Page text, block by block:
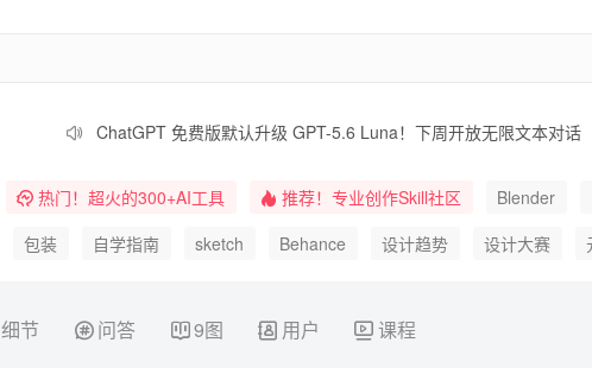
ChatGPT 免费版默认升级 GPT-5.6 Luna！下周开放无限文本对话
Midjourney V8.2 强化个性化审美！相似图搜索加速灵感筛选
天津美院发布 120 年校庆标识！数字建筑同构串联百年校史记忆
热门！超火的300+AI工具 推荐！专业创作Skill社区 Blender
包装 自学指南 sketch Behance 设计趋势 设计大赛
细节 问答 9图 用户 课程